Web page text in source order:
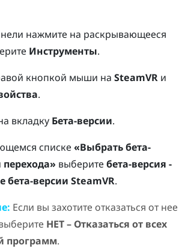
нажмите на раскрывающееся
Инструменты.
кнопкой мыши на SteamVRи
.
вкладку Бета-версии.
списке «Выбрать бета-
выберите бета-версия -
бета-версии SteamVR.
Если вы захотите отказаться от нее
НЕТ – Отказаться от всех
программ.